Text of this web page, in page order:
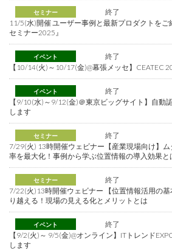
セミナー
終了
11/5(水)開催 ユーザー事例と最新プロダクトを
セミナー2025』
イベント
終了
【10/14(火)～10/17(金)@幕張メッセ】CEATEC
イベント
終了
【9/10(水)～9/12(金)＠東京ビッグサイト】自動
します
セミナー
終了
7/29(火) 13時開催ウェビナー【産業現場向け】
率を最大化！事例から学ぶ位置情報の導入効果と
セミナー
終了
7/22(火)13時開催ウェビナー 【位置情報活用の
り越える！現場の見える化とメリットとは
イベント
終了
【9/2(火)～ 9/5(金)@オンライン】ITトレンド
します